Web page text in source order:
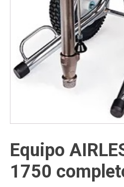
Equipo
1750